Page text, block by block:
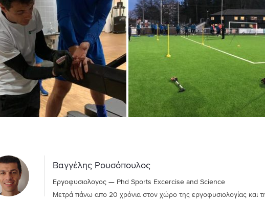
Βαγγέλης Ρουσόπουλος
Εργοφυσιολογος — Phd Sports Excercise and Science
Μετρά πάνω απο 20 χρόνια στον χώρο της εργοφυσιολογίας και